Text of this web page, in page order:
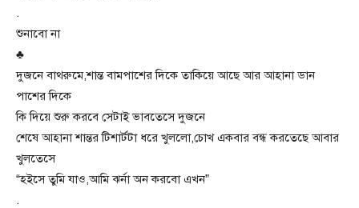
.
শুনাবো না
♣
দুজনে বাথরুমে,শান্ত বামপাশের দিকে তাকিয়ে আছে আর আহানা ডান
পাশের দিকে
কি দিয়ে শুরু করবে সেটাই ভাবতেসে দুজনে
শেষে আহানা শান্তর টিশার্টটা ধরে খুললো,চোখ একবার বন্ধ করতেছে আবার
খুলতেসে
“হইসে তুমি যাও,আমি ঝর্না অন করবো এখন”
.